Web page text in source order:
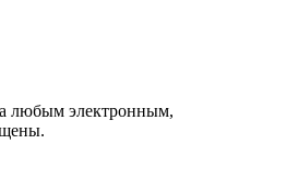
любым электронным,